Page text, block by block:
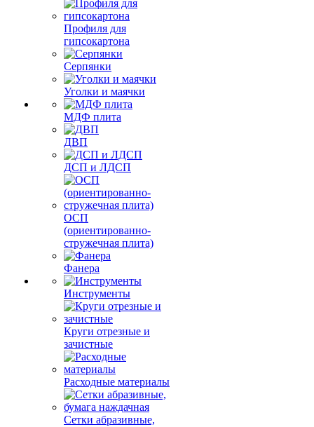
Профиля для
гипсокартона
Серпянки
Уголки и маячки
МДФ плита
ДВП
ДСП и ЛДСП
ОСП
(ориентированно-
стружечная плита)
Фанера
Инструменты
Круги отрезные и
зачистные
Расходные материалы
Сетки абразивные,